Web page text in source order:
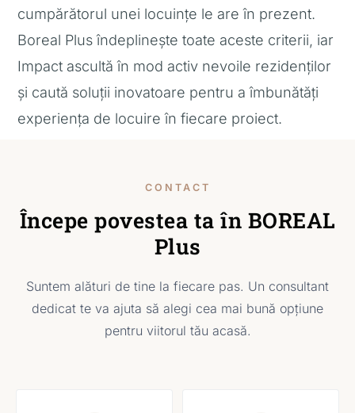
cumpărătorul unei locuințe le are în prezent.
Boreal Plus îndeplinește toate aceste criterii, iar
Impact ascultă în mod activ nevoile rezidenților
și caută soluții inovatoare pentru a îmbunătăți
experiența de locuire în fiecare proiect.
CONTACT
Începe povestea ta în BOREAL
Plus
Suntem alături de tine la fiecare pas. Un consultant
dedicat te va ajuta să alegi cea mai bună opțiune
pentru viitorul tău acasă.